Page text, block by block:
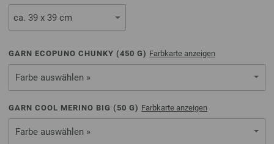
GARN ECOPUNO CHUNKY (450 G) Farbkarte anzeigen
Farbe auswählen »
GARN COOL MERINO BIG ( 50 G) Farbkarte anzeigen
Farbe auswählen »